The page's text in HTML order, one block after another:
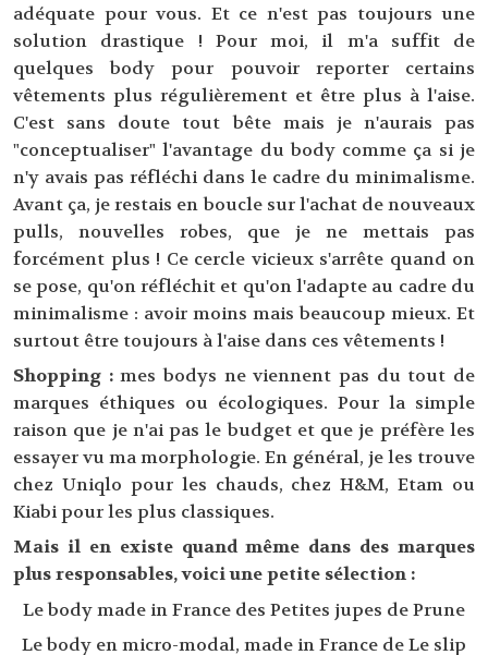
adéquate pour vous. Et ce n'est pas toujours une
solution drastique ! Pour moi, il m'a suffit de
quelques body pour pouvoir reporter certains
vêtements plus régulièrement et être plus à l'aise.
C'est sans doute tout bête mais je n'aurais pas
"conceptualiser" l'avantage du body comme ça si je
n'y avais pas réfléchi dans le cadre du minimalisme.
Avant ça, je restais en boucle sur l'achat de nouveaux
pulls, nouvelles robes, que je ne mettais pas
forcément plus ! Ce cercle vicieux s'arrête quand on
se pose, qu'on réfléchit et qu'on l'adapte au cadre du
minimalisme : avoir moins mais beaucoup mieux. Et
surtout être toujours à l'aise dans ces vêtements !
Shopping :mes bodys ne viennent pas du tout de
marques éthiques ou écologiques. Pour la simple
raison que je n'ai pas le budget et que je préfère les
essayer vu ma morphologie. En général, je les trouve
chez Uniqlo pour les chauds, chez H&M, Etam ou
Kiabi pour les plus classiques.
Mais il en existe quand même dans des marques
plus responsables, voici une petite sélection :
Le body made in France des Petites jupes de Prune
Le body en micro-modal, made in France de Le slip